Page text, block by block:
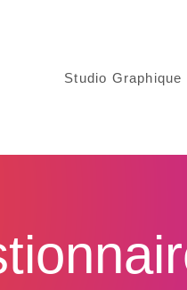
Studio Graphique